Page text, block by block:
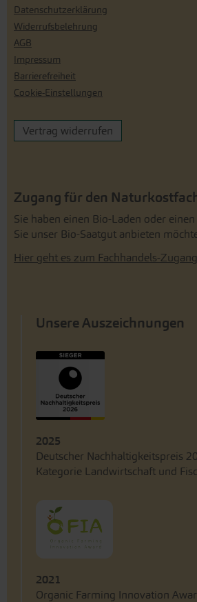
Datenschutzerklärung
Widerrufsbelehrung
AGB
Impressum
Barrierefreiheit
Cookie-Einstellungen
Vertrag widerrufen
Zugang für den
Sie haben einen Bio-Laden oder
Sie unser Bio-Saatgut anbieten
Hier geht es zum Fachhandels-Zugang
Unsere Auszeichnungen
2025
Deutscher Nachhaltigkeitspreis
Kategorie Landwirtschaft und
2021
Organic Farming Innovation